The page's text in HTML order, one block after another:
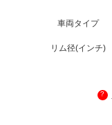
車両タイプ
リム径(インチ)
?